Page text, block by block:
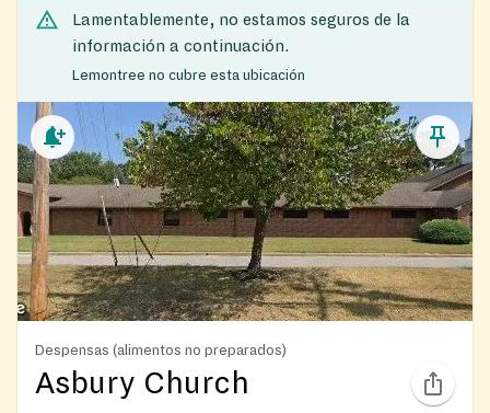
Lamentablemente, no estamos seguros de la
información a continuación.
Lemontree no cubre esta ubicación
Despensas (alimentos no preparados)
Asbury Church